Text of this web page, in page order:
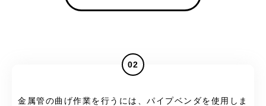
02
金属管の曲げ作業を行うには、パイプベンダを使用しま